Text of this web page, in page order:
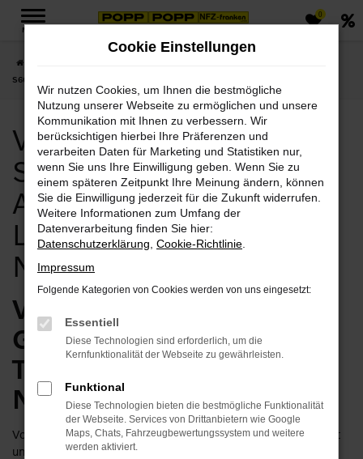
Zum
MENÜ
0
S60 Gebrauchtwagen Angebote mit Lieferservice nach Nordhausen
Volvo Nordhausen, Volvo
S60 Gebrauchtwagen
Angebote mit
Lieferservice nach
Nordhausen
Volvo S60
Gebrauchtwagen vom
Traditionshändler für
Nordhausen
Volvo S60 Gebrauchtwagen für Nordhausen – das klingt gut
und richtig. Sparen Sie getrost ordentlich Geld, denn bei
Cookie Einstellungen
Wir nutzen Cookies, um Ihnen die bestmögliche
Nutzung unserer Webseite zu ermöglichen und unsere
Kommunikation mit Ihnen zu verbessern. Wir
berücksichtigen hierbei Ihre Präferenzen und
verarbeiten Daten für Marketing und Statistiken nur,
wenn Sie uns Ihre Einwilligung geben. Wenn Sie zu
einem späteren Zeitpunkt Ihre Meinung ändern, können
Sie die Einwilligung jederzeit für die Zukunft widerrufen.
Weitere Informationen zum Umfang der
Datenverarbeitung finden Sie hier:
Datenschutzerklärung Cookie-Richtlinie
Impressum
Folgende Kategorien von Cookies werden von uns eingesetzt:
Essentiell
Diese Technologien sind erforderlich, um die
Kernfunktionalität der Webseite zu gewährleisten.
Funktional
Diese Technologien bieten die bestmögliche Funktionalität
der Webseite. Services von Drittanbietern wie Google
Maps, Chats, Fahrzeugbewertungssystem und weitere
werden aktiviert.